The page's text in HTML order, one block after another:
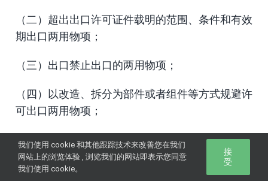
（二）超出出口许可证件载明的范围、条件和有效
期出口两用物项；
（三）出口禁止出口的两用物项；
（四）以改造、拆分为部件或者组件等方式规避许
可出口两用物项；
（五）存在本条例第十八条规定情形，违规使用许
可证件出口。
我们使用 cookie 和其他跟踪技术来改善您在我们
网站上的浏览体验 , 浏览我们的网站即表示您同意
我们使用 cookie。
接
受